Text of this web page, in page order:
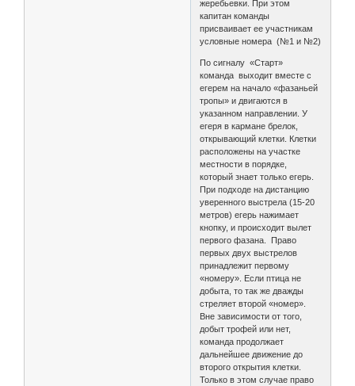
жеребьевки. При этом
капитан команды
присваивает ее участникам
условные номера (№1 и №2)
По сигналу «Старт»
команда выходит вместе с
егерем на начало «фазаньей
тропы» и двигаются в
указанном направлении. У
егеря в кармане брелок,
открывающий клетки. Клетки
расположены на участке
местности в порядке,
который знает только егерь.
При подходе на дистанцию
уверенного выстрела (15-20
метров) егерь нажимает
кнопку, и происходит вылет
первого фазана. Право
первых двух выстрелов
принадлежит первому
«номеру». Если птица не
добыта, то так же дважды
стреляет второй «номер».
Вне зависимости от того,
добыт трофей или нет,
команда продолжает
дальнейшее движение до
второго открытия клетки.
Только в этом случае право